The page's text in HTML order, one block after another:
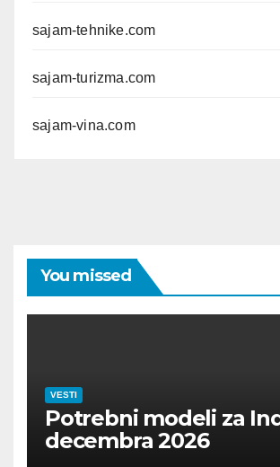
sajam-tehnike.com
sajam-turizma.com
sajam-vina.com
You missed
VESTI
Potrebni modeli za
decembra 2026